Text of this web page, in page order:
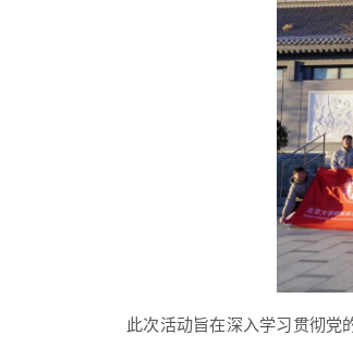
此次活动旨在深入学习贯彻党